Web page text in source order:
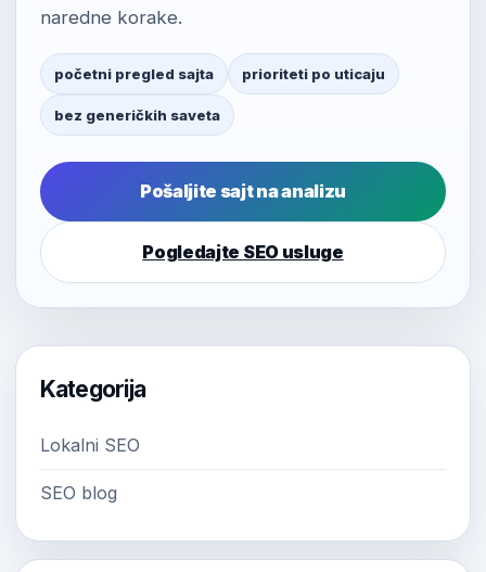
naredne korake.
početni pregled sajta prioriteti po uticaju
bez generičkih saveta
Pošaljite sajt na analizu
Pogledajte SEO usluge
Kategorija
Lokalni SEO
SEO blog